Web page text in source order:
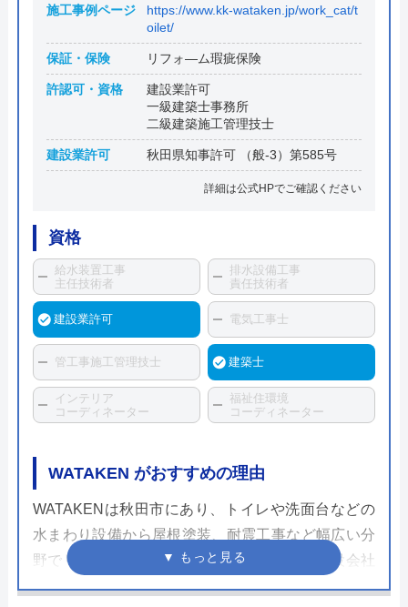
施工事例ページ
https://www.kk-wataken.jp/work_cat/t
oilet/
保証・保険 リフォ―ム瑕疵保険
許認可・資格
建設業許可
一級建築士事務所
二級建築施工管理技士
建設業許可 秋田県知事許可 （般-3）第585号
詳細は公式HPでご確認ください
資格
給水装置工事
主任技術者
排水設備工事
責任技術者
建設業許可 電気工事士
管工事施工管理技士 建築士
インテリア
コーディネーター
福祉住環境
コーディネーター
WATAKEN がおすすめの理由
WATAKENは秋田市にあり、トイレや洗面台などの
水まわり設備から屋根塗装、耐震工事など幅広い分
野でリフォーム工事を行う会社です。総合建設会社
という点を活かして専門家が品質管理を徹底してい